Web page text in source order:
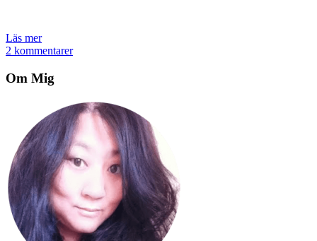
Läs mer
2 kommentarer
Om Mig